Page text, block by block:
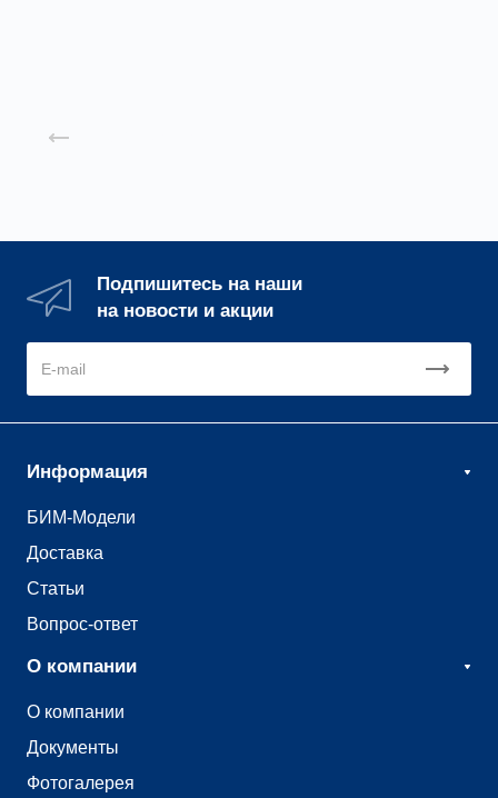
Подпишитесь на наши
на новости и акции
Информация
БИМ-Модели
Доставка
Статьи
Вопрос-ответ
О компании
О компании
Документы
Фотогалерея